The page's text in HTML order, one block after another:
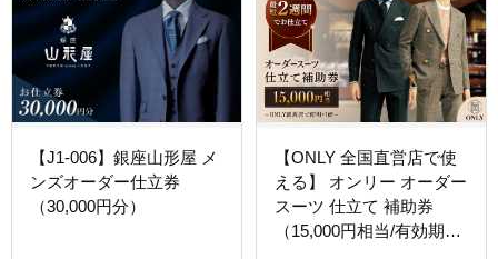
【J1-006】銀座山形屋 メ
ンズオーダー仕立券
（30,000円分）
【ONLY 全国直営店で使
える】 オンリー オーダー
スーツ 仕立て 補助券
（15,000円相当/有効期限